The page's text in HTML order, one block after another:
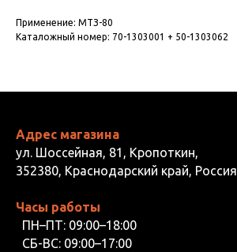
Применение: МТЗ-80
Каталожный номер: 70-1303001 + 50-1303062
Адрес магазина
ул. Шоссейная, 81, Кропоткин,
352380, Краснодарский край, Россия
Часы работы
ПН–ПТ: 09:00–18:00
СБ-ВС: 09:00–17:00